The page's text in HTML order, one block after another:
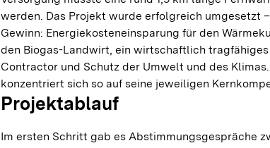
werden. Das Projekt wurde erfolgreich umgesetzt
Gewinn: Energiekosteneinsparung für den
den Biogas-Landwirt, ein wirtschaftlich
Contractor und Schutz der Umwelt und des
konzentriert sich so auf seine jeweiligen
Projektablauf
Im ersten Schritt gab es Abstimmungsgespräche